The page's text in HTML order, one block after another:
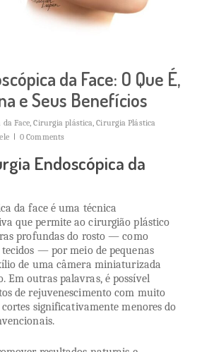
da Face: O Que É,
e Seus Benefícios
Face,Cirurgia plástica,Cirurgia Plástica
0 Comments
Endoscópica da
da face é uma técnica
que permite ao cirurgião plástico
profundas do rosto — como
— por meio de pequenas
de uma câmera miniaturizada
Em outras palavras, é possível
de rejuvenescimento com muito
significativamente menores do